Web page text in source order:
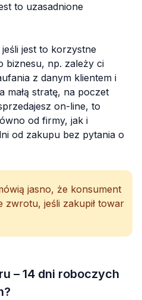
to uzasadnione
jest to korzystne
biznesu, np. zależy ci
z danym klientem i
małą stratę, na poczet
on-line, to
od firmy, jak i
od zakupu bez pytania o
jasno, że konsument
zwrotu, jeśli zakupił towar
– 14 dni roboczych